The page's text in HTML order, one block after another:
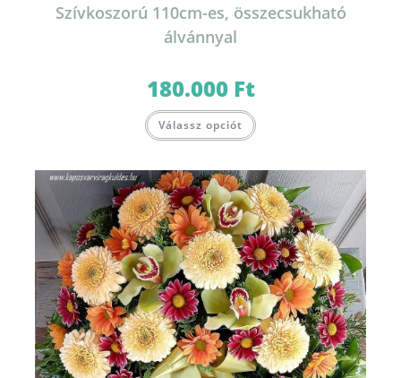
Szívkoszorú 110cm-es, összecsukható
álvánnyal
180.000 Ft
Válassz opciót